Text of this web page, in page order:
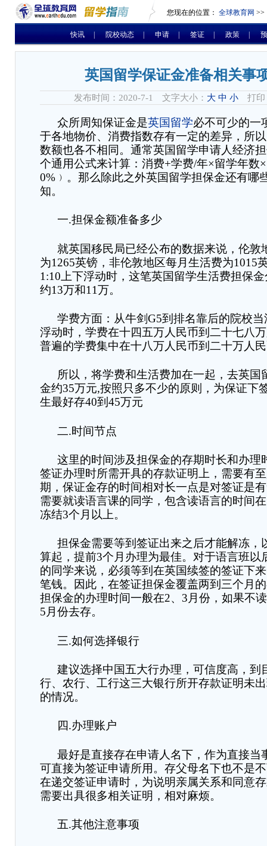
您现在的位置： 全球教育网 >>
快讯 院校动态 申请 签证 政策
英国留学保证金准备相关事
发布时间：2020-7-1 文字大小： 大 中 小 打印
众所周知保证金是英国留学必不可少的一
于各地物价、消费指数存有一定的差异，所
数额也各不相同。通常英国留学申请人经济
个通用公式来计算： 消费+学费/年×留学年数×
0% ﹚。 那么除此之外英国留学担保金还有哪
知。
一.担保金额准备多少
就英国移民局已经公布的数据来说，伦敦
为1265英镑，非伦敦地区每月生活费为1015
1:10 上下浮动时，这笔英国留学生活费担保
约13万和11万。
学费方面 ： 从牛剑G5到排名靠后的院校当
浮动时，学费在十四五万人民币到二十七八
普遍的学费集中在十八万人民币到二十万人
所以，将学费和生活费加在一起，去英国
金约35万元,按照只多不少的原则，为保证下
生最好存40到 45万元
二.时间节点
这里的时间涉及担保金的存期时长和办理
签证办理时所需开具的存款证明上，需要有
期 ， 保证金存的时间相对长一点是对签证是
需要就读语言课的同学，包含读语言的时间
冻结3个月以上。
担保金需要等到签证出来之后才能解冻 ，
算起，提前3个月办理为最佳。对于语言班以
的同学来说，必须等到在英国续签的签证下
笔钱。因此，在签证担保金覆盖两到三个月
担保金的办理时间一般在2、 3月份 ， 如果不
5月份去存。
三.如何选择银行
建议选择中国五大行办理，可信度高，到
行、农行、工行这三大银行所开存款证明未
的情况。
四.办理账户
最好是直接存在申请人名下，作为直接当
可直接为签证申请所用。存父母名下也不是
在递交签证申请时，为说明亲属关系和同意
需要出具很多相关证明，相对麻烦。
五.其他注意事项